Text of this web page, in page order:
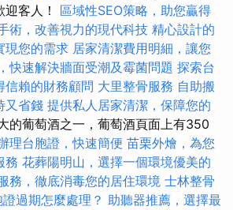
客人！ 區域性SEO策略，助您贏得
術，改善視力的現代科技 精心設計的
現您的需求 居家清潔費用明細，讓您
快速解決牆面受潮及霉菌問題 探索台
信賴的財務顧問 大里整骨服務 自助搬
又省錢 提供私人居家清潔，保障您的
的葡萄酒之一，葡萄酒頁面上有350
理台胞證，快速簡便 苗栗外燴，為您
務 花葬陽明山，選擇一個環境優美的
務，徹底消毒您的居住環境 士林整骨
證過期怎麼處理？ 助聽器推薦，選擇最